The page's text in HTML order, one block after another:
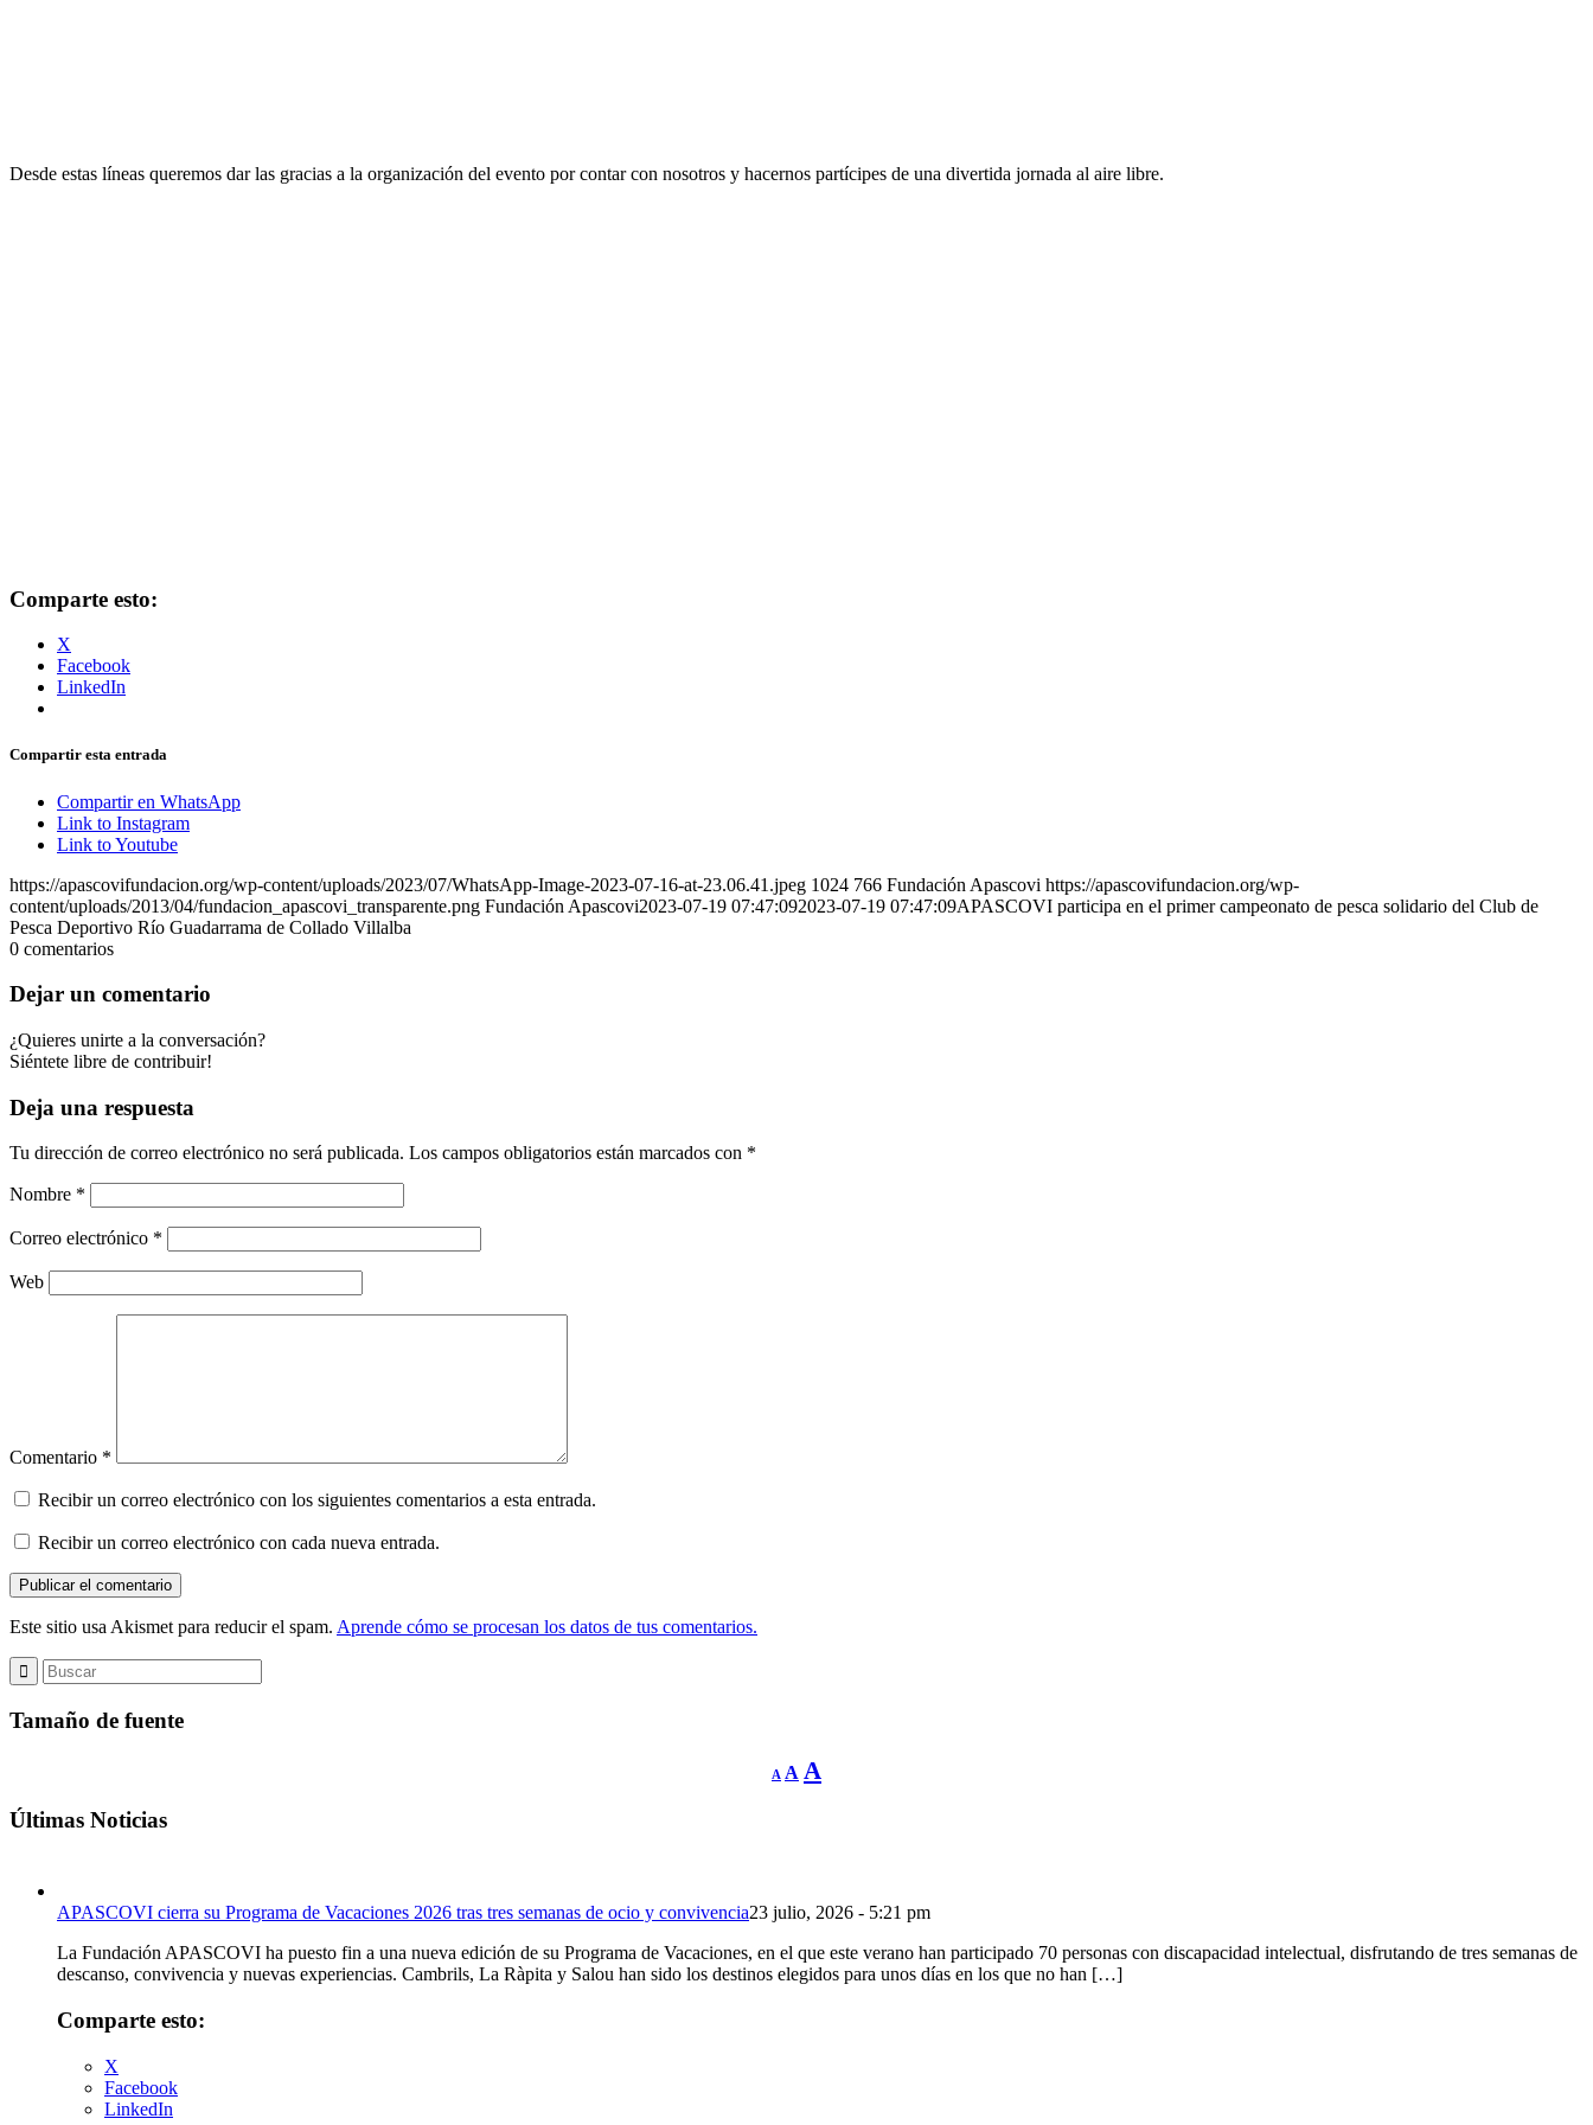
Desde estas líneas queremos dar las gracias a la organización del evento por contar con nosotros y hacernos partícipes de una divertida jornada al aire libre.
Comparte esto:
X
Facebook
LinkedIn
Compartir esta entrada
Compartir en WhatsApp
Link to Instagram
Link to Youtube
https://apascovifundacion.org/wp-content/uploads/2023/07/WhatsApp-Image-2023-07-16-at-23.06.41.jpeg 1024 766 Fundación Apascovi https://apascovifundacion.org/wp-
content/uploads/2013/04/fundacion_apascovi_transparente.png Fundación Apascovi2023-07-19 07:47:092023-07-19 07:47:09APASCOVI participa en el primer campeonato de pesca solidario del Club de
Pesca Deportivo Río Guadarrama de Collado Villalba
0 comentarios
Dejar un comentario
¿Quieres unirte a la conversación?
Siéntete libre de contribuir!
Deja una respuesta
Tu dirección de correo electrónico no será publicada. Los campos obligatorios están marcados con *
Nombre *
Correo electrónico *
Web
Comentario *
Recibir un correo electrónico con los siguientes comentarios a esta entrada.
Recibir un correo electrónico con cada nueva entrada.
Este sitio usa Akismet para reducir el spam. Aprende cómo se procesan los datos de tus comentarios.
Tamaño de fuente
A
Reducir
tamaño
A Restablecer
tamaño
A
Últimas Noticias
APASCOVI cierra su Programa de Vacaciones 2026 tras tres semanas de ocio y convivencia23 julio, 2026 - 5:21 pm
La Fundación APASCOVI ha puesto fin a una nueva edición de su Programa de Vacaciones, en el que este verano han participado 70 personas con discapacidad intelectual, disfrutando de tres semanas de
descanso, convivencia y nuevas experiencias. Cambrils, La Ràpita y Salou han sido los destinos elegidos para unos días en los que no han […]
Comparte esto:
X
Facebook
LinkedIn